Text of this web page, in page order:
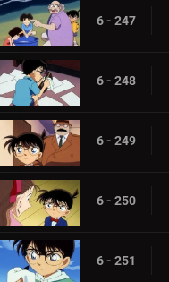
6 - 247
6 - 248
6 - 249
6 - 250
6 - 251